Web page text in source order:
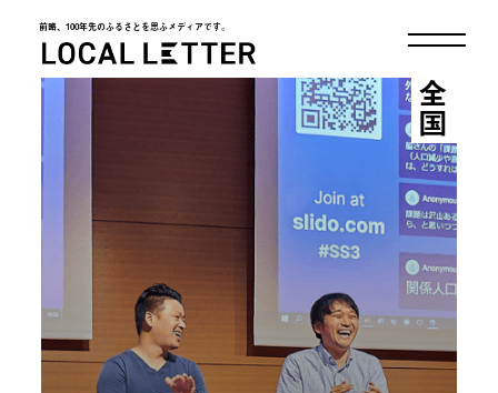
前略、100年先のふるさとを思ふメディアです。
LOCAL LETTER
全国